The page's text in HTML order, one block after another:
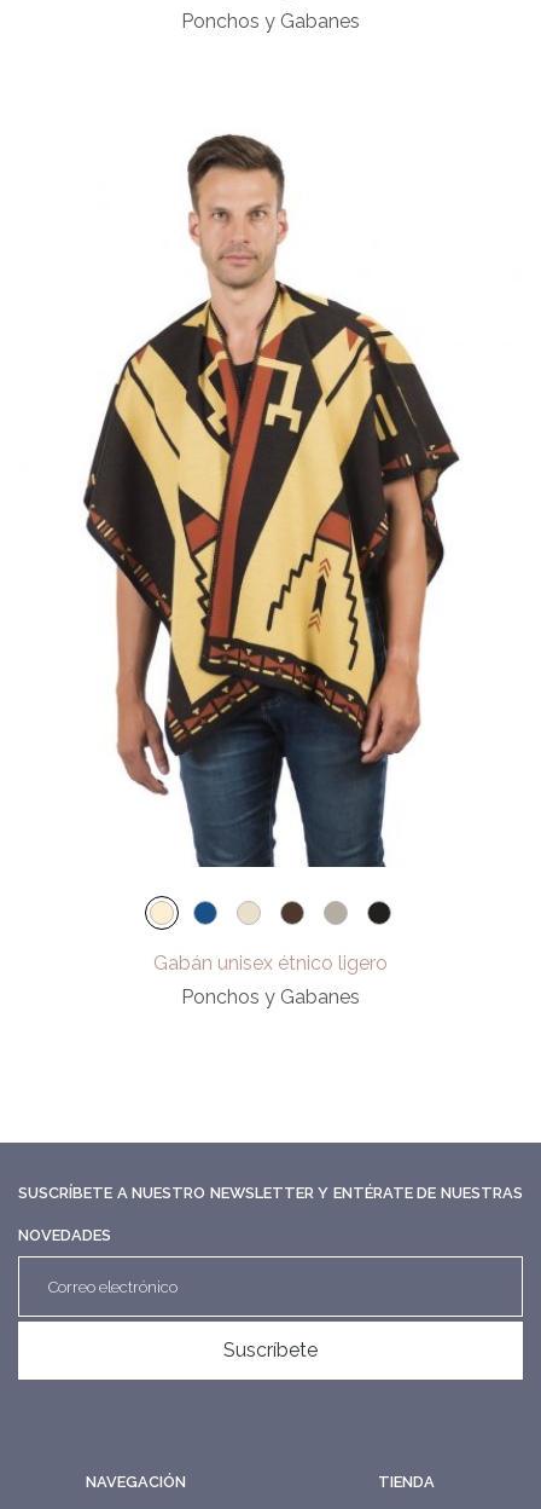
Ponchos y Gabanes
Gabán unisex étnico ligero
Ponchos y Gabanes
SUSCRÍBETE A NUESTRO NEWSLETTER Y ENTÉRATE DE NUESTRAS
NOVEDADES
Suscríbete
NAVEGACIÓN TIENDA